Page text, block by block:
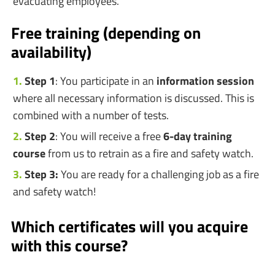
Free training (depending on
availability)
Step 1: You participate in an information session
where all necessary information is discussed. This is
combined with a number of tests.
Step 2: You will receive a free6-day training
coursefrom us to retrain as a fire and safety watch.
Step 3:You are ready for a challenging job as a fire
and safety watch!
Which certificates will you acquire
with this course?